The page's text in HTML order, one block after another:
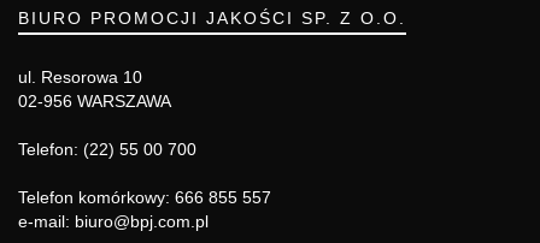
BIURO PROMOCJI JAKOŚCI SP. Z O.O.
ul. Resorowa 10
02-956 WARSZAWA
Telefon: (22) 55 00 700
Telefon komórkowy: 666 855 557
e-mail: biuro@bpj.com.pl